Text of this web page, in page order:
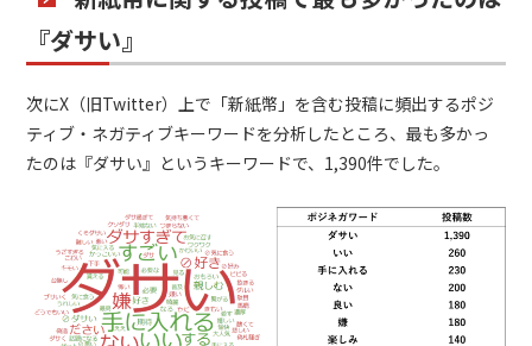
『ダサい』
次にX （旧Twitter）上で「新紙幣」を含む投稿に頻出するポジ
ティブ・ネガティブキーワードを分析したところ、最も多かっ
たのは『ダサい』というキーワードで、 1,390件でした。